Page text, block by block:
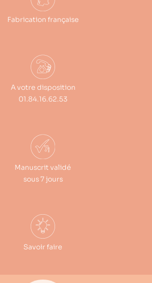
Fabrication française
A votre disposition
01.84.16.62.53
Manuscrit validé
sous 7 jours
Savoir faire